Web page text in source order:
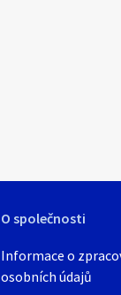
O společnosti
Informace o
osobních údajů